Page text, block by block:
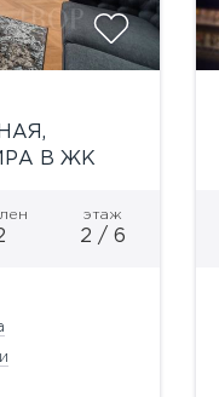
В ЖК
этаж
2 / 6